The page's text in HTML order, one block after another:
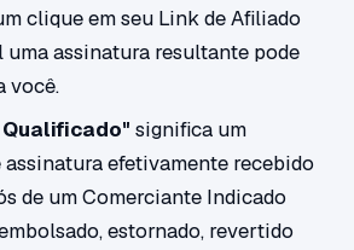
clique em seu Link de Afiliado
uma assinatura resultante pode
você.
significa um
assinatura efetivamente recebido
de um Comerciante Indicado
estornado, revertido